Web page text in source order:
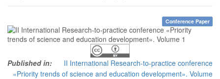
Conference Paper
Published in:
II International Research-to-practice conference
«Priority trends of science and education development». Volume